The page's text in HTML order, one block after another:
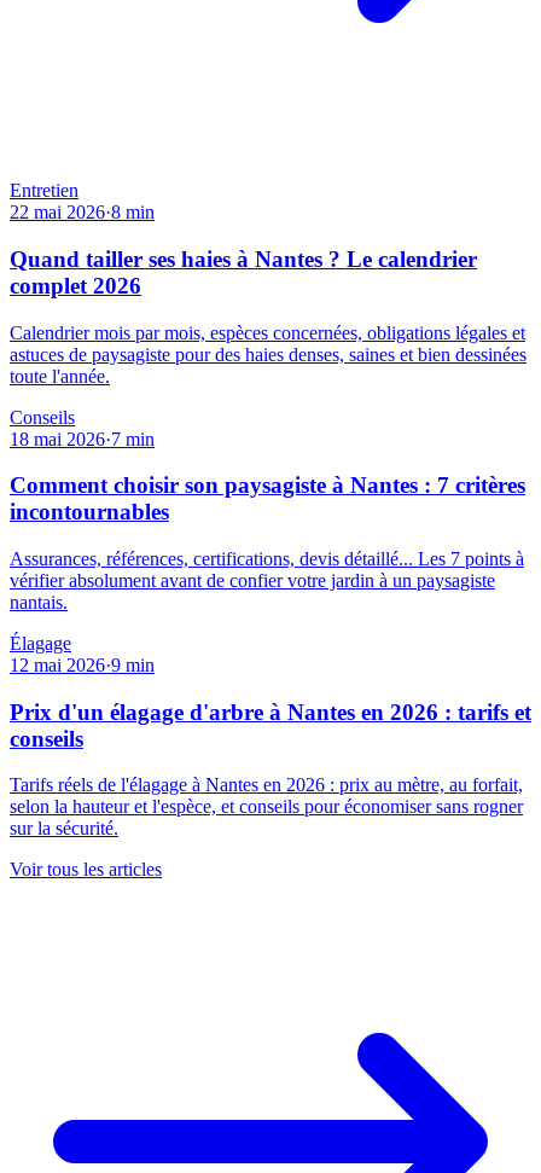
Entretien
22 mai 2026·8 min
Quand tailler ses haies à Nantes ? Le calendrier
complet 2026
Calendrier mois par mois, espèces concernées, obligations légales et
astuces de paysagiste pour des haies denses, saines et bien dessinées
toute l'année.
Conseils
18 mai 2026·7 min
Comment choisir son paysagiste à Nantes : 7 critères
incontournables
Assurances, références, certifications, devis détaillé... Les 7 points à
vérifier absolument avant de confier votre jardin à un paysagiste
nantais.
Élagage
12 mai 2026·9 min
Prix d'un élagage d'arbre à Nantes en 2026 : tarifs et
conseils
Tarifs réels de l'élagage à Nantes en 2026 : prix au mètre, au forfait,
selon la hauteur et l'espèce, et conseils pour économiser sans rogner
sur la sécurité.
Voir tous les articles